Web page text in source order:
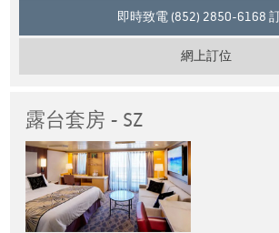
即時致電 (852) 2850-6168
網上訂位
露台套房 - SZ